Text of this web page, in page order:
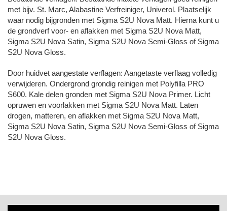
met bijv. St. Marc, Alabastine Verfreiniger, Univerol. Plaatselijk
waar nodig bijgronden met Sigma S2U Nova Matt. Hierna kunt u
de grondverf voor- en aflakken met Sigma S2U Nova Matt,
Sigma S2U Nova Satin, Sigma S2U Nova Semi-Gloss of Sigma
S2U Nova Gloss.
Door huidvet aangestate verflagen: Aangetaste verflaag volledig
verwijderen. Ondergrond grondig reinigen met Polyfilla PRO
S600. Kale delen gronden met Sigma S2U Nova Primer. Licht
opruwen en voorlakken met Sigma S2U Nova Matt. Laten
drogen, matteren, en aflakken met Sigma S2U Nova Matt,
Sigma S2U Nova Satin, Sigma S2U Nova Semi-Gloss of Sigma
S2U Nova Gloss.